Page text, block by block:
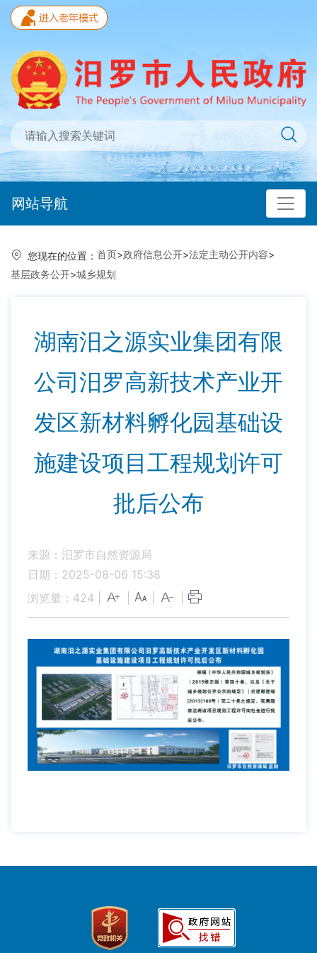
网站导航
您现在的位置： 首页>政府信息公开>法定主动公开内容>
基层政务公开>城乡规划
湖南汨之源实业集团有限
公司汨罗高新技术产业开
发区新材料孵化园基础设
施建设项目工程规划许可
批后公布
来源：汨罗市自然资源局
日期：2025-08-06 15:38
浏览量： 424